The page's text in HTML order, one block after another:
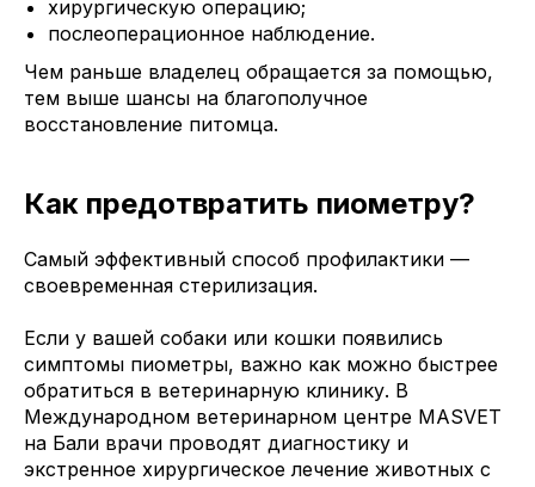
хирургическую операцию;
послеоперационное наблюдение.
Чем раньше владелец обращается за помощью,
тем выше шансы на благополучное
восстановление питомца.
Как предотвратить пиометру?
Самый эффективный способ профилактики —
своевременная стерилизация.
Если у вашей собаки или кошки появились
симптомы пиометры, важно как можно быстрее
обратиться в ветеринарную клинику. В
Международном ветеринарном центре MASVET
на Бали врачи проводят диагностику и
экстренное хирургическое лечение животных с